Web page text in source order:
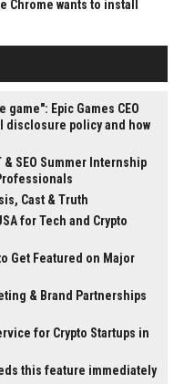
Chrome wants to install
Epic Games CEO
disclosure policy and how
SEO Summer Internship
Cast & Truth
for Tech and Crypto
Get Featured on Major
& Brand Partnerships
for Crypto Startups in
this feature immediately